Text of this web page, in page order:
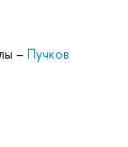
– Пучков